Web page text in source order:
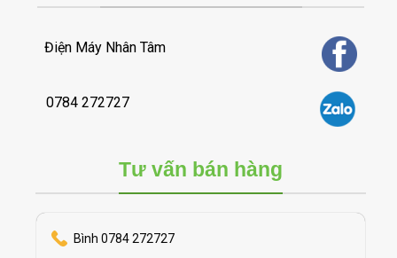
Điện Máy Nhân Tâm
0784 272727
Tư vấn bán hàng
Bình 0784 272727